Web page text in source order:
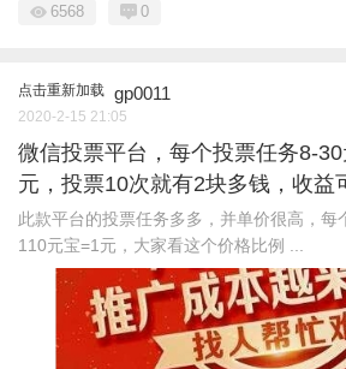
6568 0
点击重新加载 gp0011
2020-2-15 21:05
微信投票平台，每个投票任务8-
元，投票10次就有2块多钱，收益
此款平台的投票任务多多，并单价很高，每
110元宝=1元，大家看这个价格比例 ...